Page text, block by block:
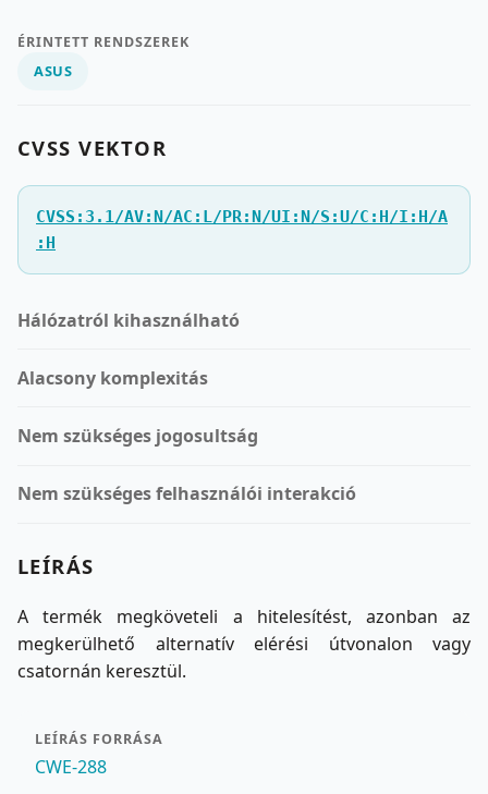
ÉRINTETT RENDSZEREK
ASUS
CVSS VEKTOR
CVSS:3.1/AV:N/AC:L/PR:N/UI:N/S:U/C:H/I:H/A
:H
Hálózatról kihasználható
Alacsony komplexitás
Nem szükséges jogosultság
Nem szükséges felhasználói interakció
LEÍRÁS
A termék megköveteli a hitelesítést, azonban az
megkerülhető alternatív elérési útvonalon vagy
csatornán keresztül.
LEÍRÁS FORRÁSA
CWE-288